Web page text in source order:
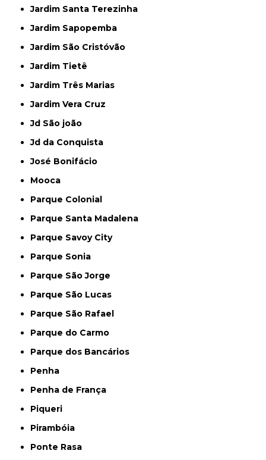
Jardim Santa Terezinha
Jardim Sapopemba
Jardim São Cristóvão
Jardim Tietê
Jardim Três Marias
Jardim Vera Cruz
Jd São joão
Jd da Conquista
José Bonifácio
Mooca
Parque Colonial
Parque Santa Madalena
Parque Savoy City
Parque Sonia
Parque São Jorge
Parque São Lucas
Parque São Rafael
Parque do Carmo
Parque dos Bancários
Penha
Penha de França
Piqueri
Pirambóia
Ponte Rasa